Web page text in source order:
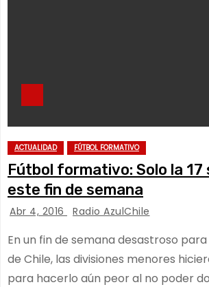
ACTUALIDAD FÚTBOL FORMATIVO
Fútbol formativo: Solo la 17
este fin de semana
Abr 4, 2016 Radio AzulChile
En un fin de semana desastroso
de Chile, las divisiones menores
para hacerlo aún peor al no poder